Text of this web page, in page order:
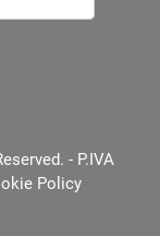
- P.IVA
Policy